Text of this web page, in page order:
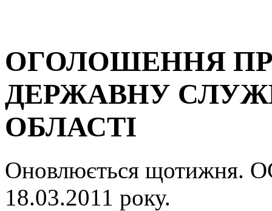
ОГОЛОШЕННЯ
ДЕРЖАВНУ
ОБЛАСТІ
Оновлюється
18.03.2011 року.